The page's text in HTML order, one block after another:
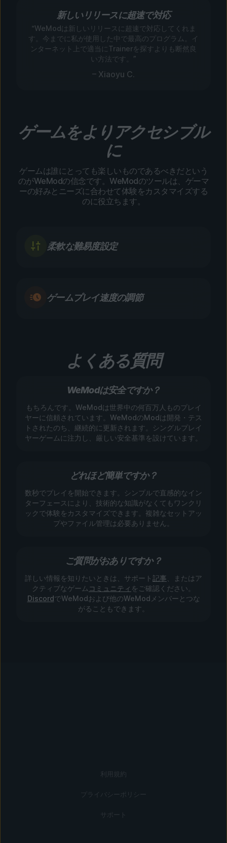
新しいリリースに超速で対応
“WeModは新しいリリースに超速で対応してくれま
す。今までに私が使用した中で最高のプログラム。イ
ンターネット上で適当にTrainerを探すよりも断然良
い方法です。”
– Xiaoyu C.
ゲームをよりアクセシブル
に
ゲームは誰にとっても楽しいものであるべきだという
のがWeModの信念です。WeModのツールは、ゲーマ
ーの好みとニーズに合わせて体験をカスタマイズする
のに役立ちます。
柔軟な難易度設定
ゲームプレイ速度の調節
よくある質問
WeModは安全ですか？
もちろんです。WeModは世界中の何百万人ものプレイ
ヤーに信頼されています。WeModのModは開発・テス
トされたのち、継続的に更新されます。シングルプレイ
ヤーゲームに注力し、厳しい安全基準を設けています。
どれほど簡単ですか？
数秒でプレイを開始できます。シンプルで直感的なイン
ターフェースにより、技術的な知識がなくてもワンクリ
ックで体験をカスタマイズできます。複雑なセットアッ
プやファイル管理は必要ありません。
ご質問がおありですか？
詳しい情報を知りたいときは、サポート 記事 、またはア
クティブなゲーム コミュニティ をご確認ください。
DiscordでWeModおよび他のWeModメンバーとつな
がることもできます。
利用規約
プライバシーポリシー
サポート